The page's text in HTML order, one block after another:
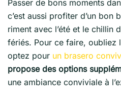
Passer de bons moments
c’est aussi profiter d’un bon
riment avec l’été et le chillin
fériés. Pour ce faire, oubliez
optez pour un brasero
propose des options
une ambiance conviviale à